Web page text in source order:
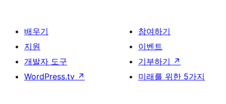
배우기
지원
개발자 도구
WordPress.tv ↗
참여하기
이벤트
기부하기 ↗
미래를 위한 5가지